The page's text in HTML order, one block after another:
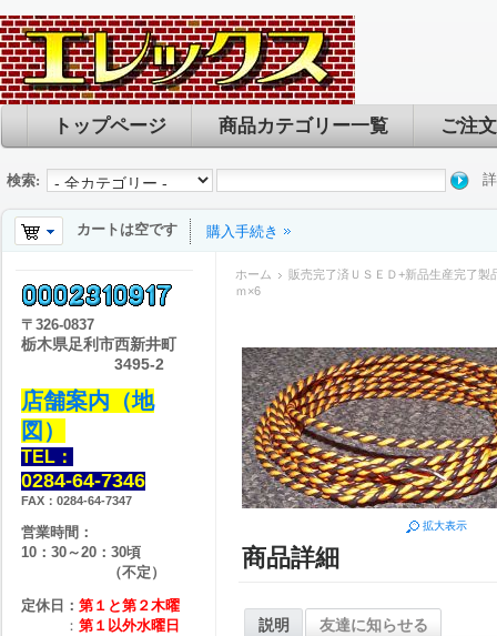
トップページ 商品カテゴリー一覧 ご注
検索:
カートは空です 購入手続き
ホーム
販売完了済ＵＳＥＤ+新品生産完了製
ｍ×6
拡大表示
商品詳細
説明 友達に知らせる
〒 326-0837
栃木県足利市西新井町
3495-2
店舗案内（地
図）
TEL：
0284-64-7346
FAX：0284-64-7347
営業時間：
10：30～20：30頃
（不定）
定休日： 第１と第２木曜
： 第１以外水曜日